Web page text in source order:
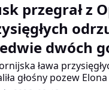
przegrał z
dwóch
ława
głośny pozew